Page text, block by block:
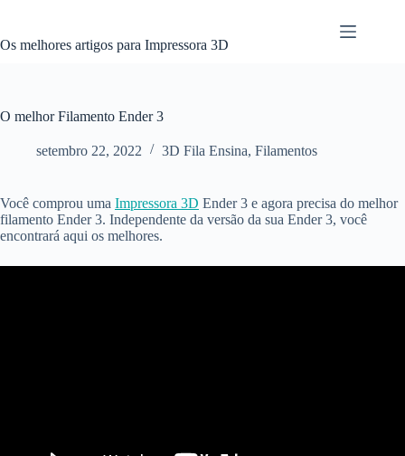
o
Os melhores artigos para Impressora 3D
O melhor Filamento Ender 3
setembro 22, 2022 3D Fila Ensina, Filamentos
Você comprou uma Impressora 3D Ender 3 e agora precisa do melhor
filamento Ender 3. Independente da versão da sua Ender 3, você
encontrará aqui os melhores.